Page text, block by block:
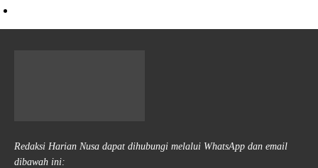
Redaksi Harian Nusa dapat dihubungi melalui WhatsApp dan email
dibawah ini: